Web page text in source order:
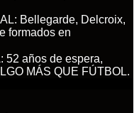
Bellegarde, Delcroix,
formados en
52 años de espera,
MÁS QUE FÚTBOL.